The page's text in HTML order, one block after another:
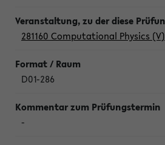
281160 Computational Physics (V)
D01-286
-